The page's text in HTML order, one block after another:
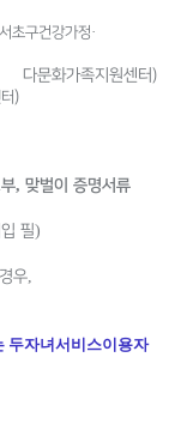
구건강가정·
문화가족지원센터)
)
부, 맞벌이 증명서류
필)
우
두자녀서비스이용자